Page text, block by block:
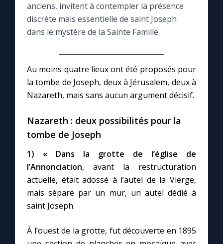
Le magazine
Questions-réponses
Avec Thérèse de Lisieux
L'Évangile chaque jour
Les premiers samedis du mois
anciens, invitent à contempler la présence
discrète mais essentielle de saint Joseph
dans le mystère de la Sainte Famille.
Au moins quatre lieux ont été proposés pour
la tombe de Joseph, deux à Jérusalem, deux à
Nazareth, mais sans aucun argument décisif.
Nazareth : deux possibilités pour la
tombe de Joseph
1) « Dans la grotte de l’église de
l’Annonciation, avant la restructuration
actuelle, était adossé à l’autel de la Vierge,
mais séparé par un mur, un autel dédié à
saint Joseph.
À l’ouest de la grotte, fut découverte en 1895